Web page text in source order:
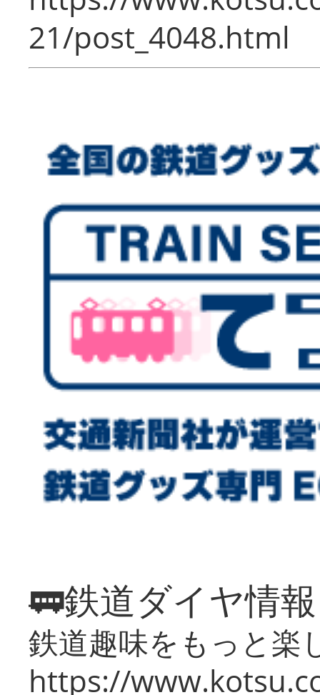
21/post_4048.html
🚃鉄道ダイヤ情
鉄道趣味をもっと楽
https://